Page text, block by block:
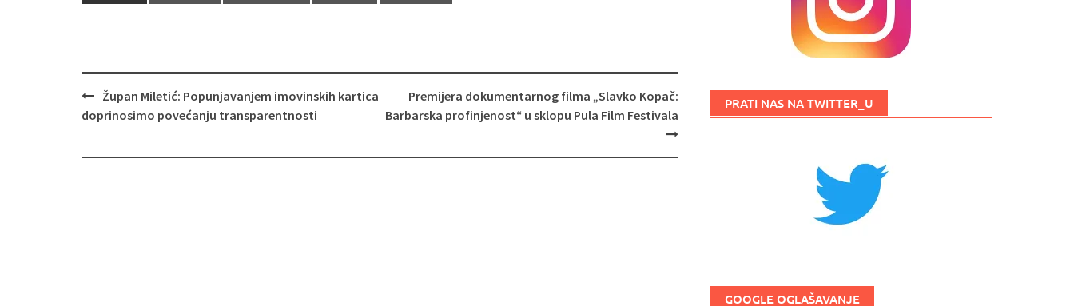
Navigacija
objava
Župan Miletić: Popunjavanjem imovinskih kartica
doprinosimo povećanju transparentnosti
Premijera dokumentarnog filma „Slavko Kopač:
Barbarska profinjenost“ u sklopu Pula Film Festivala
PRATI NAS NA TWITTER_U
GOOGLE OGLAŠAVANJE